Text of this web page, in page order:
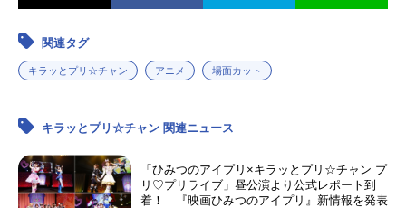
関連タグ
キラッとプリ☆チャン アニメ 場面カット
キラッとプリ☆チャン 関連ニュース
「ひみつのアイプリ×キラッとプリ☆チャン プ
リ♡プリライブ」昼公演より公式レポート到
着！ 『映画ひみつのアイプリ』新情報を発表